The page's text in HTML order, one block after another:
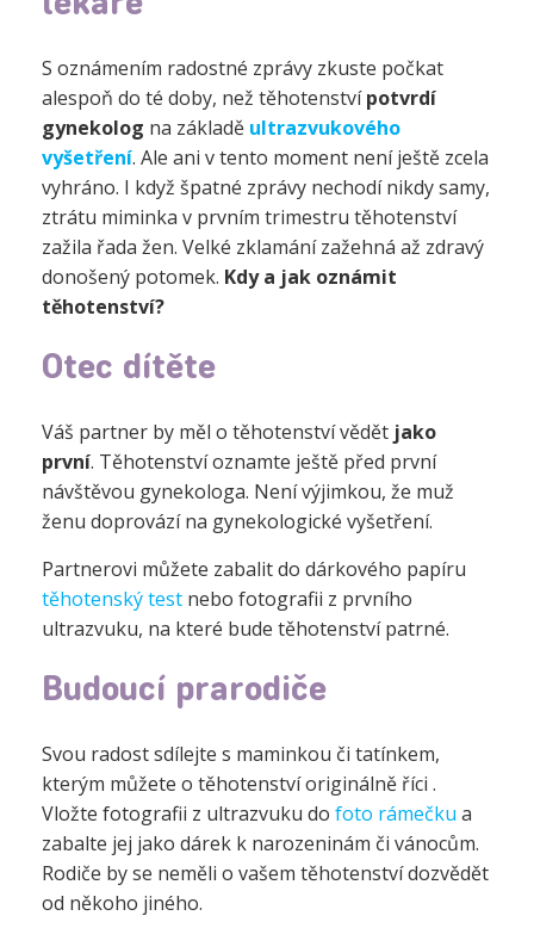
S oznámením radostné zprávy zkuste počkat
alespoň do té doby, než těhotenstvípotvrdí
gynekolog na základě ultrazvukového
vyšetření. Ale ani v tento moment není ještě zcela
vyhráno. I když špatné zprávy nechodí nikdy samy,
ztrátu miminka v prvním trimestru těhotenství
zažila řada žen. Velké zklamání zažehná až zdravý
donošený potomek. Kdy a jak oznámit
těhotenství?
Otec dítěte
Váš partner by měl o těhotenství vědět jako
první. Těhotenství oznamte ještě před první
návštěvou gynekologa. Není výjimkou, že muž
ženu doprovází na gynekologické vyšetření.
Partnerovi můžete zabalit do dárkového papíru
těhotenský test nebo fotografii z prvního
ultrazvuku, na které bude těhotenství patrné.
Budoucí prarodiče
Svou radost sdílejte s maminkou či tatínkem,
kterým můžete o těhotenství originálně říci .
Vložte fotografii z ultrazvuku do foto rámečku a
zabalte jej jako dárek k narozeninám či vánocům.
Rodiče by se neměli o vašem těhotenství dozvědět
od někoho jiného.